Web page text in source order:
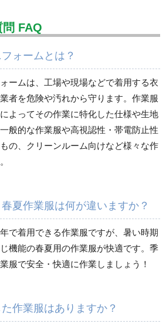
品 工事作業用品
イパー クリーンルーム対策用品
ト） 救急医療品
商品 ウイルス対策用品
秋冬長袖
問 FAQ
ォームとは？
ームは、工場や現場などで着用する衣
者を危険や汚れから守ります。作業服
よってその作業に特化した仕様や生地
般的な作業服や高視認性・帯電防止性
の、クリーンルーム向けなど様々な作
夏作業服は何が違いますか？
で着用できる作業服ですが、暑い時期
機能の春夏用の作業服が快適です。季
服で安全・快適に作業しましょう！
作業服はありますか？